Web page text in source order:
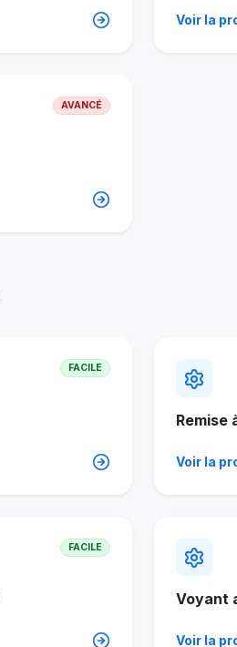
Voir la
AVANCÉ
FACILE
Remise
Voir la
FACILE
Voyant
Voir la